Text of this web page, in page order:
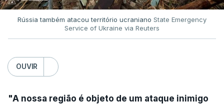
Rússia também atacou território ucraniano State Emergency
Service of Ukraine via Reuters
OUVIR
"A nossa região é objeto de um ataque inimigo